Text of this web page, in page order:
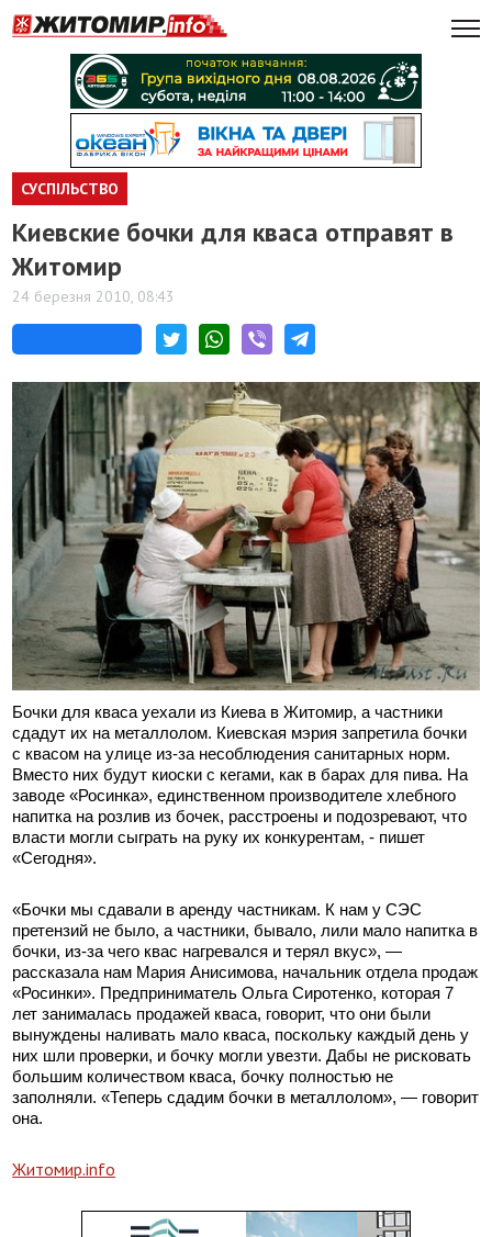
СУСПІЛЬСТВО
Киевские бочки для кваса отправят в
Житомир
24 березня 2010, 08:43
Бочки для кваса уехали из Киева в Житомир, а частники
сдадут их на металлолом. Киевская мэрия запретила бочки
с квасом на улице из-за несоблюдения санитарных норм.
Вместо них будут киоски с кегами, как в барах для пива. На
заводе «Росинка», единственном производителе хлебного
напитка на розлив из бочек, расстроены и подозревают, что
власти могли сыграть на руку их конкурентам, - пишет
«Сегодня».
«Бочки мы сдавали в аренду частникам. К нам у СЭС
претензий не было, а частники, бывало, лили мало напитка в
бочки, из-за чего квас нагревался и терял вкус», —
рассказала нам Мария Анисимова, начальник отдела продаж
«Росинки». Предприниматель Ольга Сиротенко, которая 7
лет занималась продажей кваса, говорит, что они были
вынуждены наливать мало кваса, поскольку каждый день у
них шли проверки, и бочку могли увезти. Дабы не рисковать
большим количеством кваса, бочку полностью не
заполняли. «Теперь сдадим бочки в металлолом», — говорит
она.
Житомир.info